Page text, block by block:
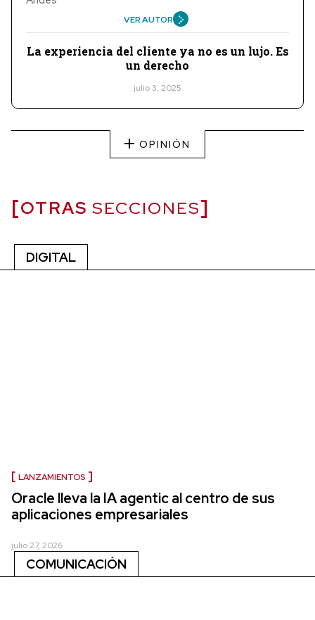
VER AUTOR
La experiencia del cliente ya no es un lujo. Es
un derecho
julio 3, 2025
OPINIÓN
OTRAS SECCIONES
DIGITAL
LANZAMIENTOS
Oracle lleva la IA agentic al centro de sus
aplicaciones empresariales
julio 27, 2026
COMUNICACIÓN